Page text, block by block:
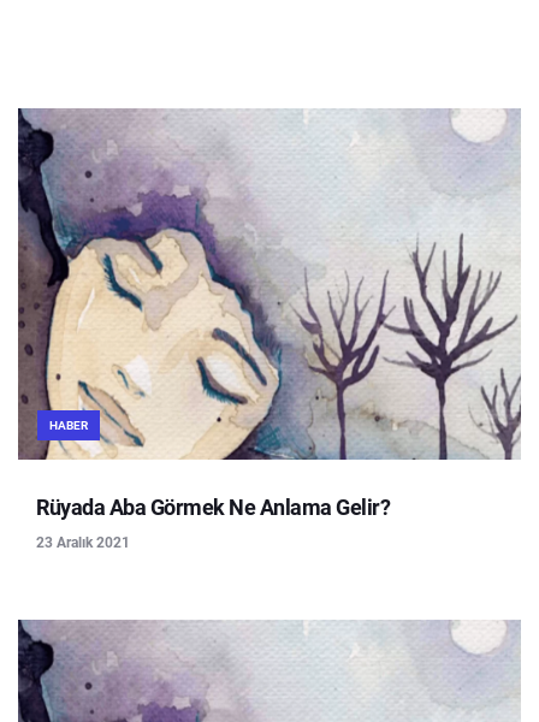
HABER
Rüyada Aba Görmek Ne Anlama Gelir?
23 Aralık 2021